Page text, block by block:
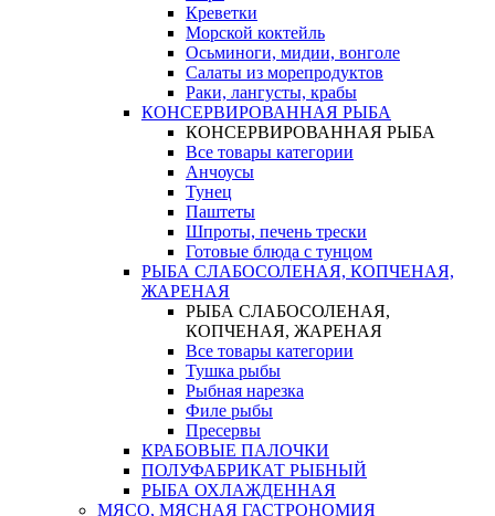
Креветки
Морской коктейль
Осьминоги, мидии, вонголе
Салаты из морепродуктов
Раки, лангусты, крабы
КОНСЕРВИРОВАННАЯ РЫБА
КОНСЕРВИРОВАННАЯ РЫБА
Все товары категории
Анчоусы
Тунец
Паштеты
Шпроты, печень трески
Готовые блюда с тунцом
РЫБА СЛАБОСОЛЕНАЯ, КОПЧЕНАЯ,
ЖАРЕНАЯ
РЫБА СЛАБОСОЛЕНАЯ,
КОПЧЕНАЯ, ЖАРЕНАЯ
Все товары категории
Тушка рыбы
Рыбная нарезка
Филе рыбы
Пресервы
КРАБОВЫЕ ПАЛОЧКИ
ПОЛУФАБРИКАТ РЫБНЫЙ
РЫБА ОХЛАЖДЕННАЯ
МЯСО, МЯСНАЯ ГАСТРОНОМИЯ